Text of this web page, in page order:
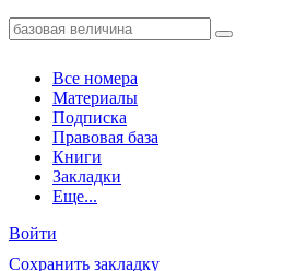
Все номера
Материалы
Подписка
Правовая база
Книги
Закладки
Еще...
Войти
Сохранить закладку